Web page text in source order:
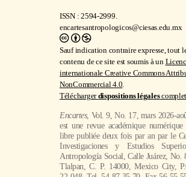
ISSN : 2594-2999.
encartesantropologicos@ciesas.edu.mx
Sauf indication contraire expresse, tout
contenu de ce site est soumis à un
internationale Creative Commons
NonCommercial 4.0.
Téléchargerdispositions légalescomplet
Encartes, Vol. 9, No. 17, mars 2026-
est une revue académique numérique
libre publiée deux fois par an par le
Investigaciones y Estudios
Antropología Social, Calle Juárez, No.
Tlalpan, C. P. 14000, Mexico City,